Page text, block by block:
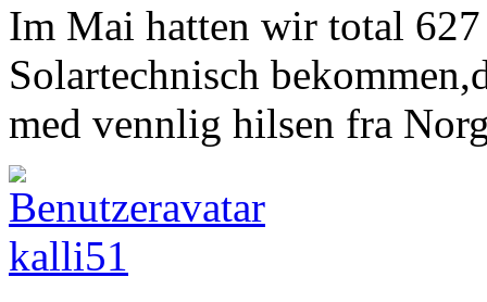
Im Mai hatten wir total
Solartechnisch
med vennlig hilsen fra
kalli51